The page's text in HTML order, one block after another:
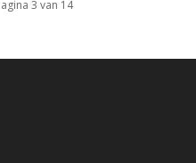
3 van 14